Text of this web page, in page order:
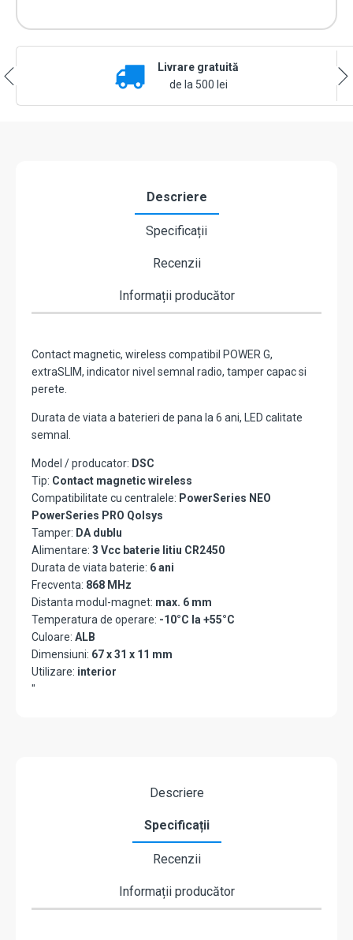
Livrare gratuită
de la 500 lei
Descriere
Specificații
Recenzii
Informații producător
Contact magnetic, wireless compatibil POWER G,
extraSLIM, indicator nivel semnal radio, tamper capac si
perete.
Durata de viata a baterieri de pana la 6 ani, LED calitate
semnal.
Model / producator: DSC
Tip: Contact magnetic wireless
Compatibilitate cu centralele: PowerSeries NEO
PowerSeries PRO Qolsys
Tamper: DA dublu
Alimentare: 3 Vcc baterie litiu CR2450
Durata de viata baterie: 6 ani
Frecventa: 868 MHz
Distanta modul-magnet: max. 6 mm
Temperatura de operare: -10°C la +55°C
Culoare: ALB
Dimensiuni: 67 x 31 x 11 mm
Utilizare: interior
"
Descriere
Specificații
Recenzii
Informații producător